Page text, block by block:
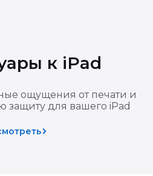
ощущения от печати и
защиту для вашего iPad
к iPad